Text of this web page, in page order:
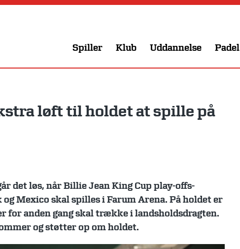
Spiller Klub Uddannelse Padel
løft til holdet at spille på
det løs, når Billie Jean King Cup play-offs-
Mexico skal spilles i Farum Arena. På holdet er
for anden gang skal trække i landsholdsdragten.
og støtter op om holdet.